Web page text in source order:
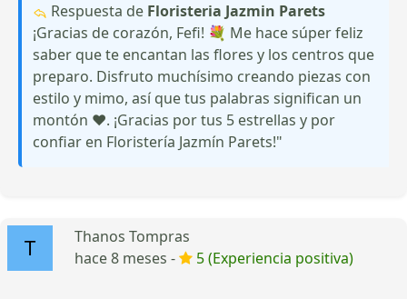
Respuesta de Floristeria Jazmin Parets
¡Gracias de corazón, Fefi! 💐 Me hace súper feliz
saber que te encantan las flores y los centros que
preparo. Disfruto muchísimo creando piezas con
estilo y mimo, así que tus palabras significan un
montón ❤️. ¡Gracias por tus 5 estrellas y por
confiar en Floristería Jazmín Parets!"
Thanos Tompras
hace 8 meses -
5 (Experiencia positiva)